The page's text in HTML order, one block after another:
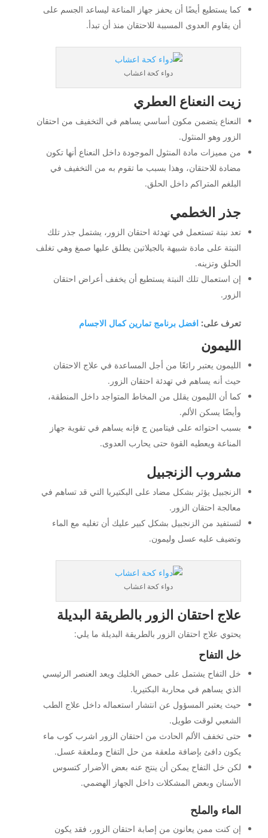
كما يستطيع أيضًا أن يحفز جهاز المناعة ليساعد الجسم على
أن يقاوم العدوى المسببة للاحتقان منذ أن تبدأ.
دواء كحة اعشاب
زيت النعناع العطري
النعناع يتضمن مكون أساسي يساهم في التخفيف من احتقان
الزور وهو المنثول.
من مميزات مادة المنثول الموجودة داخل النعناع أنها تكون
مضادة للاحتقان، وهذا بسبب ما تقوم به من التخفيف في
البلغم المتراكم داخل الحلق.
جذر الخطمي
تعد نبتة تستعمل في تهدئة احتقان الزور، يشتمل جذر تلك
النبتة على مادة شبيهة بالجيلاتين يطلق عليها صمغ وهي تغلف
الحلق وتزينه.
إن استعمال تلك النبتة يستطيع أن يخفف أعراض احتقان
الزور.
تعرف على: افضل برنامج تمارين كمال الاجسام
الليمون
الليمون يعتبر رائعًا من أجل المساعدة في علاج الاحتقان
حيث أنه يساهم في تهدئة احتقان الزور.
كما أن الليمون يقلل من المخاط المتواجد داخل المنطقة،
وأيضًا يسكن الألم.
بسبب احتوائه على فيتامين ج فإنه يساهم في تقوية جهاز
المناعة ويعطيه القوة حتى يحارب العدوى.
مشروب الزنجبيل
الزنجبيل يؤثر بشكل مضاد على البكتيريا التي قد تساهم في
معالجة احتقان الزور.
لتستفيد من الزنجبيل بشكل كبير عليك أن تغليه مع الماء
وتضيف عليه عسل وليمون.
دواء كحة اعشاب
علاج احتقان الزور بالطريقة البديلة
يحتوي علاج احتقان الزور بالطريقة البديلة ما يلي:
خل التفاح
خل التفاح يشتمل على حمض الخليك ويعد العنصر الرئيسي
الذي يساهم في محاربة البكتيريا.
حيث يعتبر المسؤول عن انتشار استعماله داخل علاج الطب
الشعبي لوقت طويل.
حتى تخفف الألم الحادث من احتقان الزور اشرب كوب ماء
يكون دافئ بإضافة ملعقة من حل التفاح وملعقة عسل.
لكن خل التفاح يمكن أن ينتج عنه بعض الأضرار كتسوس
الأسنان وبعض المشكلات داخل الجهاز الهضمي.
الماء والملح
إن كنت ممن يعانون من إصابة احتقان الزور، فقد يكون